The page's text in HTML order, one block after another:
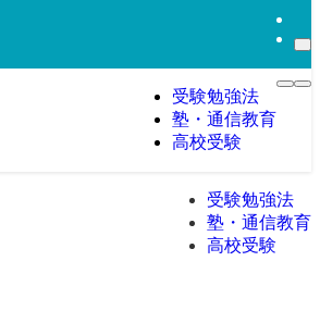
受験勉強法
塾・通信教育
高校受験
受験勉強法
塾・通信教育
高校受験